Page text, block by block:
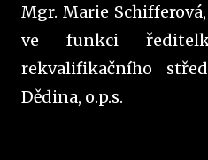
Mgr. Marie
ve funkci
rekvalifikačního
Dědina, o.p.s.